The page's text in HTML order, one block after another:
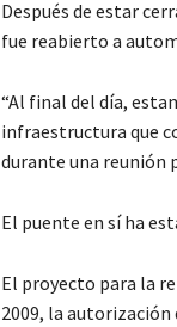
Después de estar
fue reabierto a
“Al final del día,
infraestructura que
durante una reunión
El puente en sí ha
El proyecto para la
2009, la